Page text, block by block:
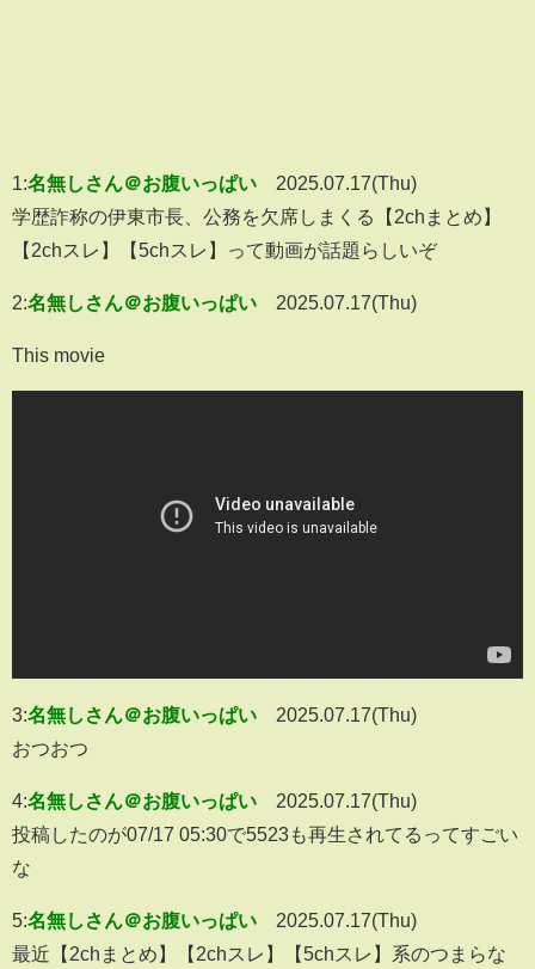
1:名無しさん＠お腹いっぱい
2025.07.17(Thu)
学歴詐称の伊東市長、公務を欠席しまくる【2chまとめ】
【2chスレ】【5chスレ】って動画が話題らしいぞ
2:名無しさん＠お腹いっぱい 2025.07.17(Thu)
This movie
3:名無しさん＠お腹いっぱい
2025.07.17(Thu)
おつおつ
4:名無しさん＠お腹いっぱい
2025.07.17(Thu)
投稿したのが07/17 05:30で5523も再生されてるってすごい
な
5:名無しさん＠お腹いっぱい
2025.07.17(Thu)
最近【2chまとめ】【2chスレ】【5chスレ】系のつまらな